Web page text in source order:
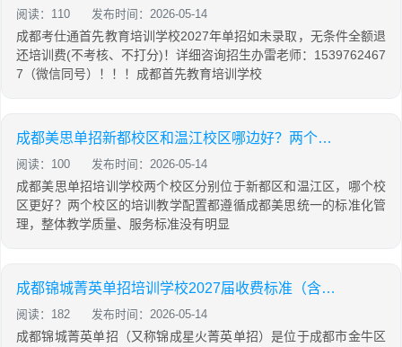
阅读：110 发布时间：2026-05-14
成都考仕通首先教育培训学校2027年单招如未录取，无条件全额退
还培训费(不考核、不打分)！详细咨询招生办雷老师：1539762467
7（微信同号）！！！成都首先教育培训学校
成都美思单招新都校区和温江校区哪边好？两个校区详细位置在哪里
阅读：100 发布时间：2026-05-14
成都美思单招培训学校两个校区分别位于新都区和温江区，哪个校
区更好？两个校区的培训教学配置都遵循成都美思统一的标准化管
理，整体教学质量、服务标准没有明显
成都锦城菁英单招培训学校2027届收费标准（含签约班，双高定向班）
阅读：182 发布时间：2026-05-14
成都锦城菁英单招（又称锦成星火菁英单招）是位于成都市金牛区